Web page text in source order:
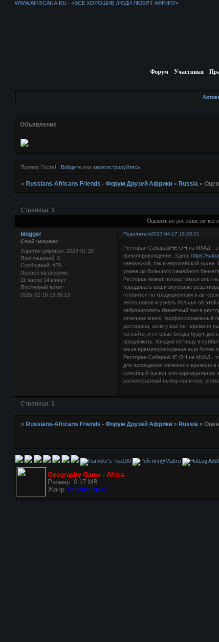
WWW.AFRICANA.RU - «ВСЕ ХОРОШИЕ ЛЮДИ ЛЮБЯТ АФРИКУ»
Форум Участники
Объявление
Привет, Гость! Войдитеили зарегистрируйтесь.
» Russians-Africans Friends - Форум Друзей Африки » Russia »
Оцените по достоинству
Страница: 1
Поделиться2023-04-17 19:28:21
blogger
Свой человек
Зарегистрирован: 2023-01-29
Приглашений: 0
Сообщений: 429
Провел на форуме:
11 часов 14 минут
Последний визит:
2025-02-16 13:35:13
Ресторан Сабара&НЕ ОН на МКАД -
времяпровождение. Здесьhttps://
кавказской, так и европейской
ужина до большого семейного
Ресторан может похвастаться
порадовать ваши вкусовые
готовится по традиционным и
нечто новое и узнать больше об
забронировать банкетный зал в
отличное меню, профессиональный
ресторана, если у вас нет времени
на сайте, и готовые блюда будут
предложить. Каждую пятницу и
ваше времяпровождение еще более
Ресторан Сабара&НЕ ОН на МКАД -
для проведения отличного времени
семейный банкет или
разнообразный выбор напитков,
Страница: 1
»Russians-Africans Friends - Форум Друзей Африки »Russia »
Geography Game - Africa
Размер: 0.17 MB
Жанр: Головоломки